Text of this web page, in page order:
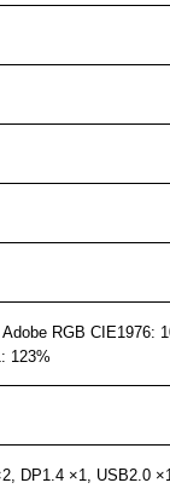
RGB CIE1976:
123%
DP1.4 ×1, USB2.0